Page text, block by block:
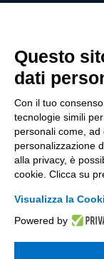
Piazzale
Società
P.IVA
Questo
dati
Con il tuo
tecnologie simili
personali come, ad
personalizzazione
alla privacy, è
cookie. Clicca su
Visualizza la
Powered by